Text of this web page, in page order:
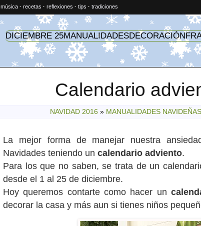
música · recetas · reflexiones · tips · tradiciones
DICIEMBRE 25MANUALIDADESDECORACIÓN
Calendario
NAVIDAD 2016 » MANUALIDADES NAVIDEÑAS
La mejor forma de manejar nuestra
Navidades teniendo un calendario adviento.
Para los que no saben, se trata de un
desde el 1 al 25 de diciembre.
Hoy queremos contarte como hacer un
decorar la casa y más aun si tienes niños